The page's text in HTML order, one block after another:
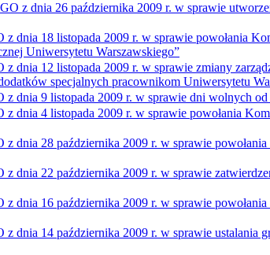
dnia 26 października 2009 r. w sprawie
18 listopada 2009 r. w sprawie powołania
Uniwersytetu Warszawskiego”
12 listopada 2009 r. w sprawie zmiany
specjalnych pracownikom Uniwersytetu
9 listopada 2009 r. w sprawie dni wolnych od
4 listopada 2009 r. w sprawie powołania
28 października 2009 r. w sprawie
22 października 2009 r. w sprawie
16 października 2009 r. w sprawie powołania
14 października 2009 r. w sprawie ustalania